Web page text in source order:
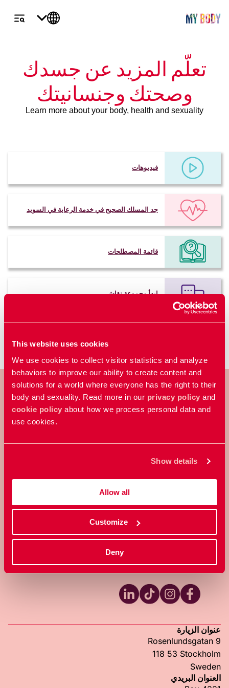
This website uses cookies
We use cookies to collect visitor statistics and analyze
behaviors to improve our ability to create content and
solutions for a world where everyone has the right to their
body and sexuality. Read more in our privacy policy and
cookie policy about how we process personal data and
use cookies.
Show details
Allow all
Customize
Deny
تعلّم المزيد عن جسدك
وصحتك وجنسانيتك
Learn more about your body, health and sexuality
فيديوهات
جد المسلك الصحيح في خدمة الرعاية في السويد
قائمة المصطلحات
ابدأ مجموعة نقاش
يتمتع فيه جميع الناس بحرية القرار بأجسادهم
وجنسانيتهم.
حول منظمة الاتحاد الوطني للإرشاد الجنسي
التواصل (باللغة الإنكليزية)
عيادة الاتحاد الوطني للإرشاد الجنسي (باللغة الإنكليزية)
كن عضواً (باللغة الإنكليزية)
سياسة الخصوصية (باللغة الإنكليزية)
عنوان الزيارة
Rosenlundsgatan 9
118 53 Stockholm
Sweden
العنوان البريدي